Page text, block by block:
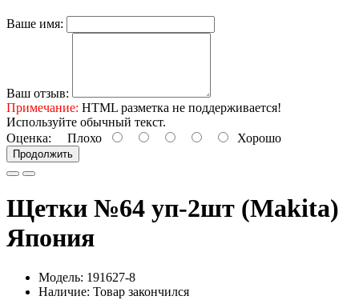
Ваше имя:
Ваш отзыв:
Примечание: HTML разметка не поддерживается!
Используйте обычный текст.
Оценка: Плохо Хорошо
Продолжить
Щетки №64 уп-2шт (Makita)
Япония
Модель: 191627-8
Наличие: Товар закончился